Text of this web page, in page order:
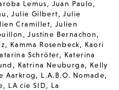
Lemus, Juan Paulo,
,Julie Gilbert,Julie
Cramillet, Julien
,Justine Bernachon,
, Kamma Rosenbeck, Kaori
Schröter, Katerina
, Katrina Neuburga, Kelly
Aarkrog, L.A.B.O. Nomade,
, LA cie SID, La